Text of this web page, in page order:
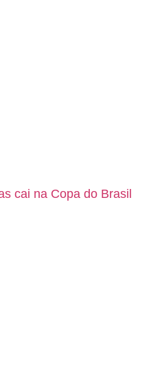
cai na Copa do Brasil